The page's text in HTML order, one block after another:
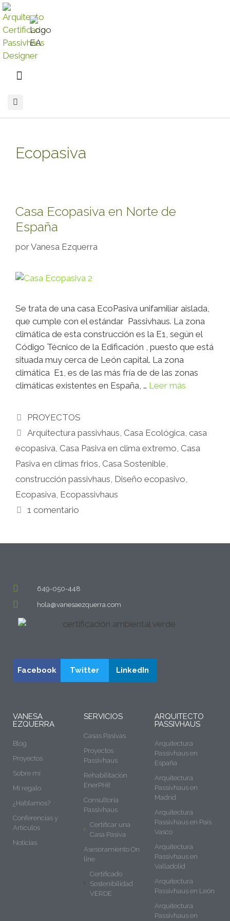
Ecopasiva
Casa Ecopasiva en Norte de
España
porVanesa Ezquerra
Se trata de una casa EcoPasiva unifamiliar aislada,
que cumple con el estándar Passivhaus. La zona
climática de esta construcción es la E1, según el
Código Técnico de la Edificación , puesto que está
situada muy cerca de León capital. La zona
climática E1, es de las más fría de de las zonas
climáticas existentes en España, … Leer más
PROYECTOS
Arquitectura passivhaus Casa Ecológica ,casa
ecopasiva Casa Pasiva en clima extremo Casa
Pasiva en climas frios Casa Sostenible
construcción passivhaus Diseño ecopasivo
Ecopasiva Ecopassivhaus
1 comentario
649-050-448
hola@vanesaezquerra.com
Facebook Twitter LinkedIn
VANESA
EZQUERRA
Blog
Proyectos
Sobre mí
Mi regalo
¿Hablamos?
Conferencias y
Artículos
Noticias
SERVICIOS
Casas Pasivas
Proyectos
Passivhaus
Rehabilitación
EnerPHit
Consultoría
Passivhaus
Certificar una
Casa Pasiva
Asesoramiento On
line
Certificado
Sostenibilidad
VERDE
ARQUITECTO
PASSIVHAUS
Arquitectura
Passivhaus en
España
Arquitectura
Passivhaus en
Madrid
Arquitectura
Passivhaus en País
Vasco
Arquitectura
Passivhaus en
Valladolid
Arquitectura
Passivhaus en León
Arquitectura
Passivhaus en